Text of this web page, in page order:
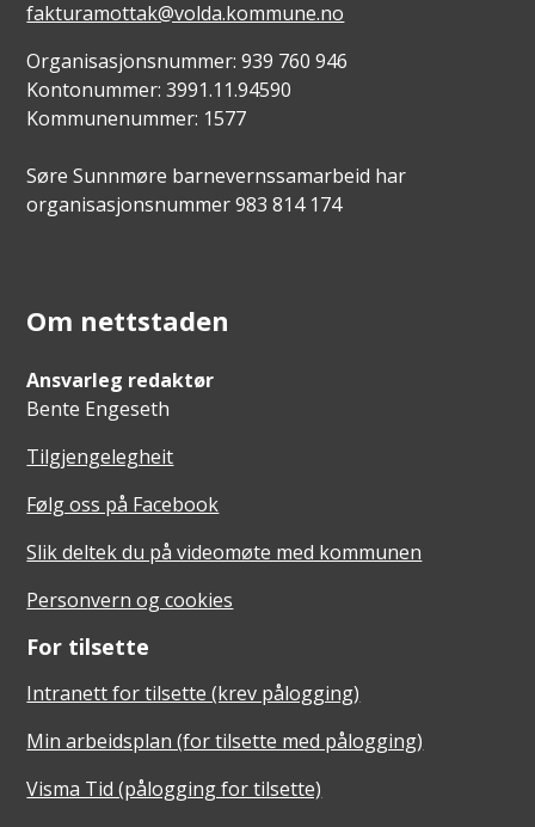
fakturamottak@volda.kommune.no
Organisasjonsnummer: 939 760 946
Kontonummer: 3991.11.94590
Kommunenummer: 1577
Søre Sunnmøre barnevernssamarbeid har
organisasjonsnummer 983 814 174
Om nettstaden
Ansvarleg redaktør
Bente Engeseth
Tilgjengelegheit
Følg oss på Facebook
Slik deltek du på videomøte med kommunen
Personvern og cookies
For tilsette
Intranett for tilsette (krev pålogging)
Min arbeidsplan (for tilsette med pålogging)
Visma Tid (pålogging for tilsette)